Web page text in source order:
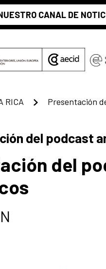
CANAL DE
RICA
del podcast
del